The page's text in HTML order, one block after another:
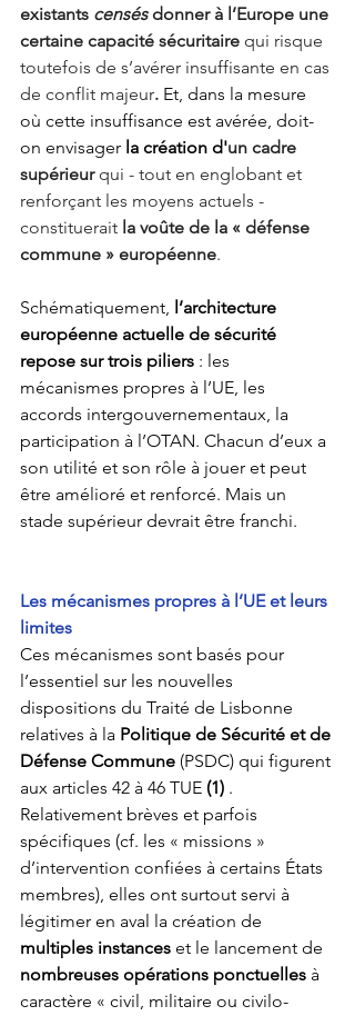
existants censés donner à l’Europe une
certaine capacité sécuritaire qui risque
toutefois de s’avérer insuffisante en cas
de conflit majeur. Et, dans la mesure
où cette insuffisance est avérée, doit-
on envisager la création d'un cadre
supérieur qui - tout en englobant et
renforçant les moyens actuels -
constituerait la voûte de la « défense
commune » européenne.
Schématiquement, l’architecture
européenne actuelle de sécurité
repose sur trois piliers : les
mécanismes propres à l’UE, les
accords intergouvernementaux, la
participation à l’OTAN. Chacun d’eux a
son utilité et son rôle à jouer et peut
être amélioré et renforcé. Mais un
stade supérieur devrait être franchi.
Les mécanismes propres à l’UE et leurs
limites
Ces mécanismes sont basés pour
l’essentiel sur les nouvelles
dispositions du Traité de Lisbonne
relatives à la Politique de Sécurité et de
Défense Commune (PSDC) qui figurent
aux articles 42 à 46 TUE (1) .
Relativement brèves et parfois
spécifiques (cf. les « missions »
d’intervention confiées à certains États
membres), elles ont surtout servi à
légitimer en aval la création de
multiples instances et le lancement de
nombreuses opérations ponctuelles à
caractère « civil, militaire ou civilo-